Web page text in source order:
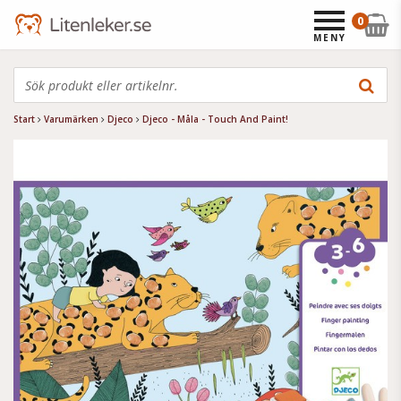
Start Varumärken Djeco Djeco - Måla - Touch And Paint!
0
MENY